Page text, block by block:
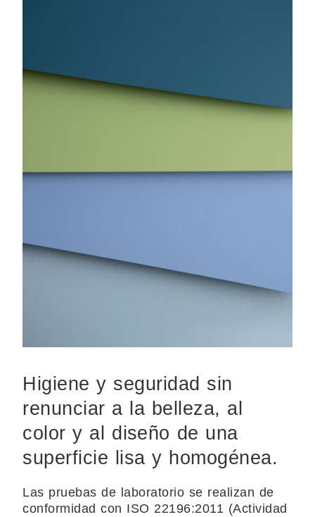
Higiene y seguridad sin
renunciar a la belleza, al
color y al diseño de una
superficie lisa y homogénea.
Las pruebas de laboratorio se realizan de
conformidad con ISO 22196:2011 (Actividad